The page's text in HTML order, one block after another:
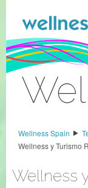
Wellness Spain
Wellness y Turismo
Wellness